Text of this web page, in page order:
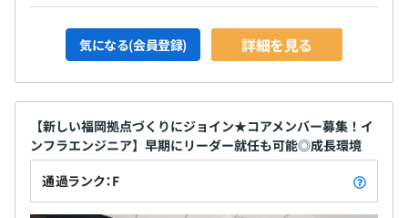
気になる(会員登録) 詳細を見る
【新しい福岡拠点づくりにジョイン★コアメンバー募集！イ
ンフラエンジニア】早期にリーダー就任も可能◎成長環境
通過ランク：F